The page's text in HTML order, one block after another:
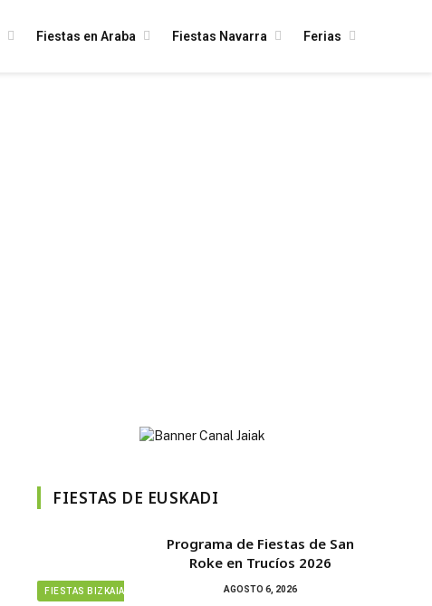
Fiestas en Araba Fiestas Navarra Ferias
FIESTAS DE EUSKADI
FIESTAS BIZKAIA
Programa de Fiestas de San
Roke en Trucíos 2026
AGOSTO 6, 2026